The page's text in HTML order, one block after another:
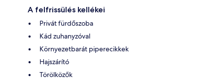
A felfrissülés kellékei
Privát fürdőszoba
Kád zuhanyzóval
Környezetbarát piperecikkek
Hajszárító
Törölközők